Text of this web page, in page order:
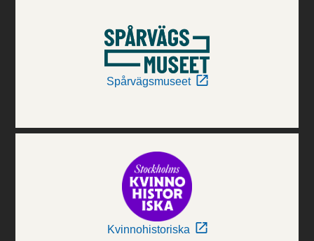
Spårvägsmuseet
Kvinnohistoriska